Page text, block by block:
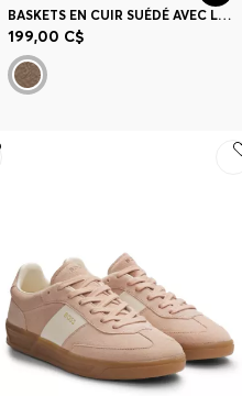
BASKETS EN CUIR SUÉDÉ AVEC LOGOS SUPERPOSÉS
199,00 C$